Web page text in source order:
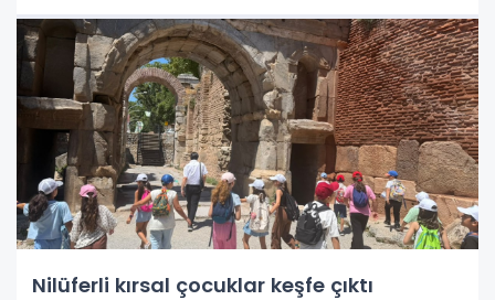
Nilüferli kırsal çocuklar keşfe çıktı